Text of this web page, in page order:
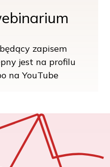
zapisem
jest na profilu
na YouTube